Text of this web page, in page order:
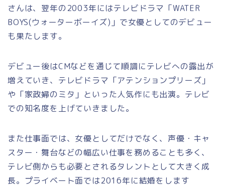
さんは、翌年の2003年にはテレビドラマ「WATER
BOYS(ウォーターボーイズ)」で女優としてのデビュー
も果たします。
デビュー後はCMなどを通じて順調にテレビへの露出が
増えていき、テレビドラマ「アテンションプリーズ」
や「家政婦のミタ」といった人気作にも出演。テレビ
での知名度を上げていきました。
また仕事面では、女優としてだけでなく、声優・キャ
スター・舞台などの幅広い仕事を務めることも多く、
テレビ側からも必要とされるタレントとして大きく成
長。プライベート面では2016年に結婚をします